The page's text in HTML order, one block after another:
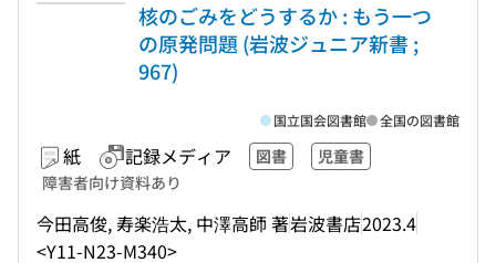
核のごみをどうするか : もう一つ
の原発問題 (岩波ジュニア新書 ;
967)
紙 記録メディア 図書
児童書
障害者向け資料あり
今田高俊, 寿楽浩太, 中澤高師 著岩波書店2023.4
<Y11-N23-M340>
国立国会図書館 全国の図書館